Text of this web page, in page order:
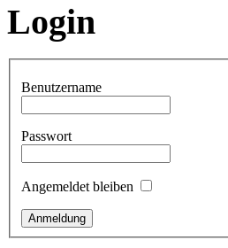
Login
Benutzername
Passwort
Angemeldet bleiben